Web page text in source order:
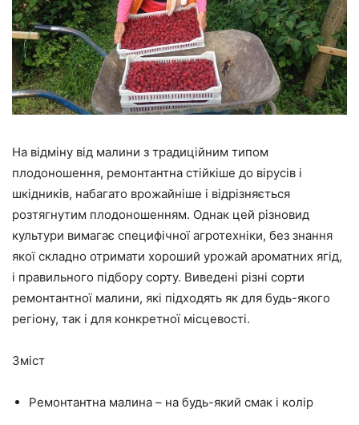
На відміну від малини з традиційним типом
плодоношення, ремонтантна стійкіше до вірусів і
шкідників, набагато врожайніше і відрізняється
розтягнутим плодоношенням. Однак цей різновид
культури вимагає специфічної агротехніки, без знання
якої складно отримати хороший урожай ароматних ягід,
і правильного підбору сорту. Виведені різні сорти
ремонтантної малини, які підходять як для будь-якого
регіону, так і для конкретної місцевості.
Зміст
Ремонтантна малина – на будь-який смак і колір